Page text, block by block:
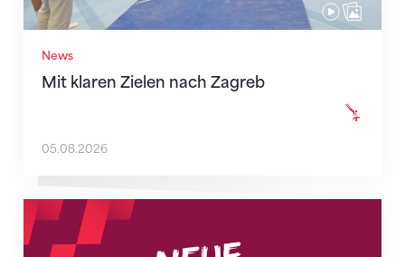
News
Mit klaren Zielen nach Zagreb
05.08.2026
Neue Empfangszeiten ab 1. August 2026